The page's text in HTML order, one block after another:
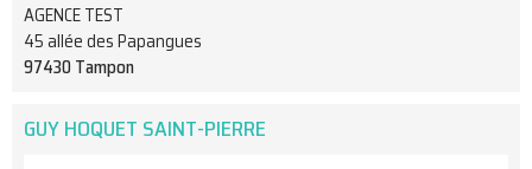
AGENCE TEST
45 allée des Papangues
97430 Tampon
GUY HOQUET SAINT-PIERRE